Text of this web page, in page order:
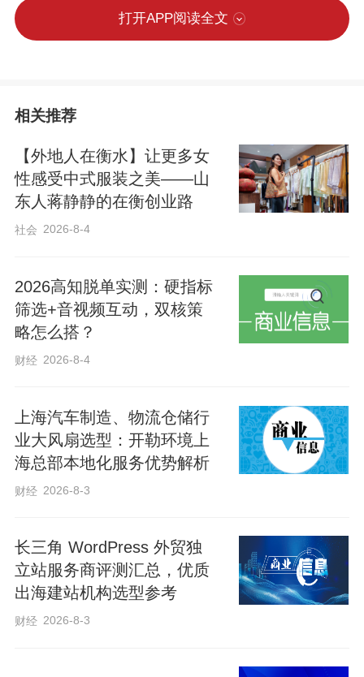
打开APP阅读全文
相关推荐
【外地人在衡水】让更多女
性感受中式服装之美——山
东人蒋静静的在衡创业路
社会 2026-8-4
2026高知脱单实测：硬指标
筛选+音视频互动，双核策
略怎么搭？
财经 2026-8-4
上海汽车制造、物流仓储行
业大风扇选型：开勒环境上
海总部本地化服务优势解析
财经 2026-8-3
长三角 WordPress 外贸独
立站服务商评测汇总，优质
出海建站机构选型参考
财经 2026-8-3